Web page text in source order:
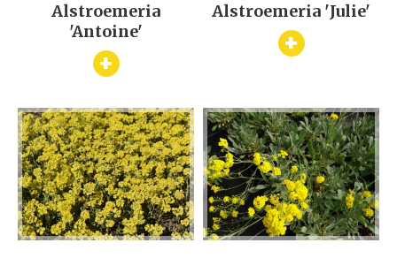
Alstroemeria
'Antoine'
+
Alstroemeria 'Julie'
+